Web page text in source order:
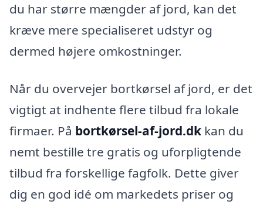
du har større mængder af jord, kan det
kræve mere specialiseret udstyr og
dermed højere omkostninger.
Når du overvejer bortkørsel af jord, er det
vigtigt at indhente flere tilbud fra lokale
firmaer. På bortkørsel-af-jord.dk kan du
nemt bestille tre gratis og uforpligtende
tilbud fra forskellige fagfolk. Dette giver
dig en god idé om markedets priser og